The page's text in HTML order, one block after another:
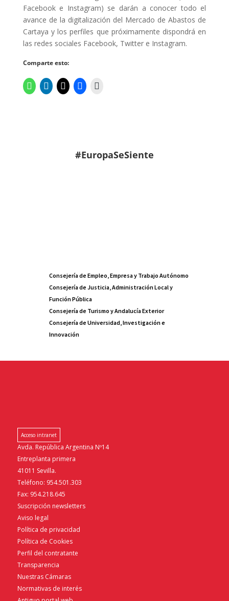
Facebook e Instagram) se darán a conocer todo el
avance de la digitalización del Mercado de Abastos de
Cartaya y los perfiles que próximamente dispondrá en
las redes sociales Facebook, Twitter e Instagram.
Comparte esto:
#EuropaSeSiente
Consejería de Empleo, Empresa y Trabajo Autónomo
Consejería de Justicia, Administración Local y
Función Pública
Consejería de Turismo y Andalucía Exterior
Consejería de Universidad, Investigación e
Innovación
Acceso intranet
Avda. República Argentina Nº14
Entreplanta primera
41011 Sevilla.
Teléfono: 954.501.303
Fax: 954.218.645
Suscripción newsletters
Aviso legal
Política de privacidad
Política de Cookies
Perfil del contratante
Transparencia
Nuestras Cámaras
Normativas de interés